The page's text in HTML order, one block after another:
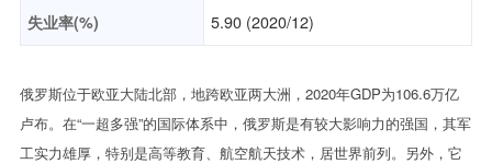
失业率(%) 5.90 (2020/12)
俄罗斯位于欧亚大陆北部，地跨欧亚两大洲，2020年GDP为106.6万亿
卢布。在“一超多强”的国际体系中，俄罗斯是有较大影响力的强国，其军
工实力雄厚，特别是高等教育、航空航天技术，居世界前列。另外，它